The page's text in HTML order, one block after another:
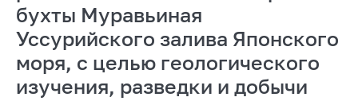
бухты Муравьиная
Уссурийского залива Японского
моря, с целью геологического
изучения, разведки и добычи